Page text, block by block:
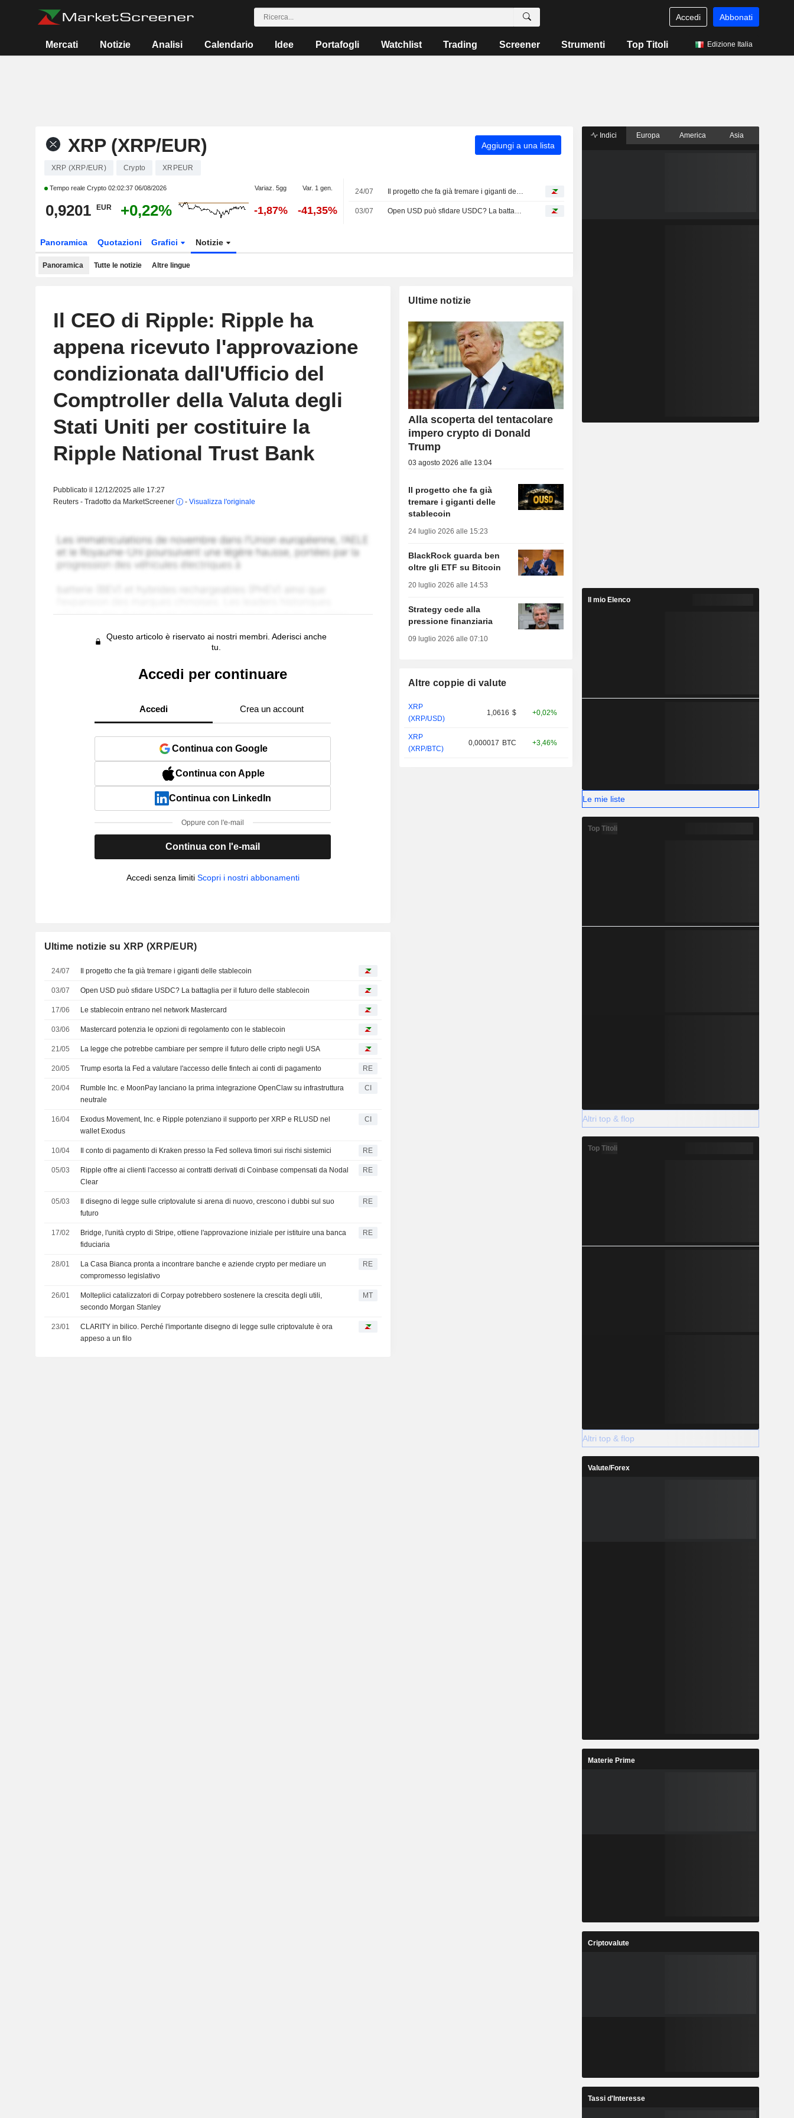
Accedi Abbonati
Mercati Notizie Analisi Calendario Idee Portafogli Watchlist Trading Screener Strumenti Top Titoli Edizione Italia
XRP (XRP/EUR) Aggiungi a una lista
XRP (XRP/EUR) Crypto XRPEUR
Tempo reale Crypto 02:02:37 06/08/2026 Variaz. 5gg Var. 1 gen.
0,9201 EUR +0,22% -1,87% -41,35%
24/07 Il progetto che fa già tremare i giganti delle stablecoin
03/07 Open USD può sfidare USDC? La battaglia per il futuro delle stablecoin
Panoramica Quotazioni Grafici Notizie
Panoramica Tutte le notizie Altre lingue
Il CEO di Ripple: Ripple ha
appena ricevuto l'approvazione
condizionata dall'Ufficio del
Comptroller della Valuta degli
Stati Uniti per costituire la
Ripple National Trust Bank
Pubblicato il 12/12/2025 alle 17:27
Reuters - Tradotto da MarketScreener
- Visualizza l'originale
Questo articolo è riservato ai nostri membri. Aderisci anche
tu.
Accedi per continuare
Accedi Crea un account
Continua con Google
Continua con Apple
Continua con LinkedIn
Oppure con l'e-mail
Continua con l'e-mail
Accedi senza limiti Scopri i nostri abbonamenti
Ultime notizie su XRP (XRP/EUR)
24/07 Il progetto che fa già tremare i giganti delle stablecoin
03/07 Open USD può sfidare USDC? La battaglia per il futuro delle stablecoin
17/06 Le stablecoin entrano nel network Mastercard
03/06 Mastercard potenzia le opzioni di regolamento con le stablecoin
21/05 La legge che potrebbe cambiare per sempre il futuro delle cripto negli USA
20/05 Trump esorta la Fed a valutare l'accesso delle fintech ai conti di pagamento RE
20/04
Rumble Inc. e MoonPay lanciano la prima integrazione OpenClaw su infrastruttura
neutrale
CI
16/04
Exodus Movement, Inc. e Ripple potenziano il supporto per XRP e RLUSD nel
wallet Exodus
CI
10/04 Il conto di pagamento di Kraken presso la Fed solleva timori sui rischi sistemici RE
05/03
Ripple offre ai clienti l'accesso ai contratti derivati di Coinbase compensati da Nodal
Clear
RE
05/03
Il disegno di legge sulle criptovalute si arena di nuovo, crescono i dubbi sul suo
futuro
RE
17/02
Bridge, l'unità crypto di Stripe, ottiene l'approvazione iniziale per istituire una banca
fiduciaria
RE
28/01
La Casa Bianca pronta a incontrare banche e aziende crypto per mediare un
compromesso legislativo
RE
26/01
Molteplici catalizzatori di Corpay potrebbero sostenere la crescita degli utili,
secondo Morgan Stanley
MT
23/01
CLARITY in bilico. Perché l'importante disegno di legge sulle criptovalute è ora
appeso a un filo
Ultime notizie
Alla scoperta del tentacolare
impero crypto di Donald
Trump
03 agosto 2026 alle 13:04
Il progetto che fa già
tremare i giganti delle
stablecoin
24 luglio 2026 alle 15:23
BlackRock guarda ben
oltre gli ETF su Bitcoin
20 luglio 2026 alle 14:53
Strategy cede alla
pressione finanziaria
09 luglio 2026 alle 07:10
Altre coppie di valute
XRP
(XRP/USD)
1,0616 $ +0,02%
XRP
(XRP/BTC)
0,000017 BTC +3,46%
Indici Europa America Asia
Il mio Elenco
Le mie liste
Top Titoli
Altri top & flop
Top Titoli
Altri top & flop
Valute/Forex
Materie Prime
Criptovalute
Tassi d'Interesse